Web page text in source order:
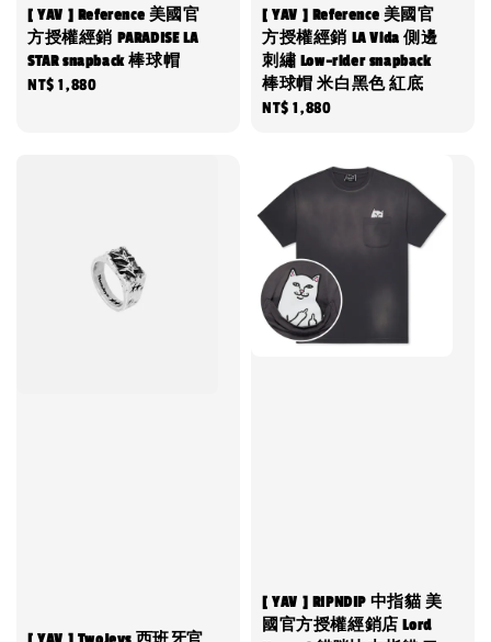
[ YAV ] Reference 美國官
方授權經銷 PARADISE LA
STAR snapback 棒球帽
Regular
NT$ 1,880
[ YAV ] Reference 美國官
方授權經銷 LA Vida 側邊
刺繡 Low-rider snapback
棒球帽 米白黑色 紅底
Regular
NT$ 1,880
[ YAV ] RIPNDIP 中指貓 美
國官方授權經銷店 Lord